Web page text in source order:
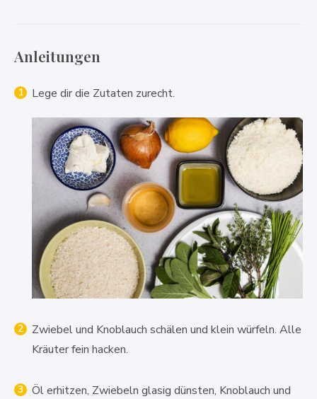
Anleitungen
Lege dir die Zutaten zurecht.
Zwiebel und Knoblauch schälen und klein würfeln. Alle
Kräuter fein hacken.
Öl erhitzen, Zwiebeln glasig dünsten, Knoblauch und